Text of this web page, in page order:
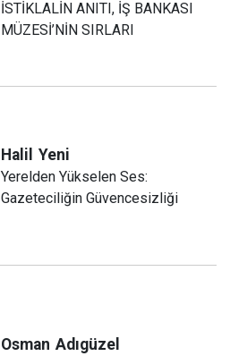
İSTİKLALİN ANITI, İŞ BANKASI
MÜZESİ’NİN SIRLARI
Halil Yeni
Yerelden Yükselen Ses:
Gazeteciliğin Güvencesizliği
Osman Adıgüzel